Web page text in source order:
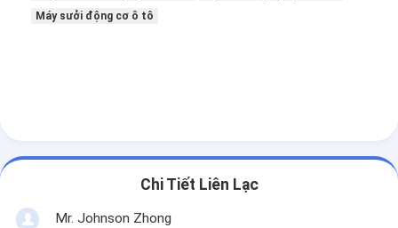
Máy sưởi động cơ ô tô
Chi Tiết Liên Lạc
Mr. Johnson Zhong